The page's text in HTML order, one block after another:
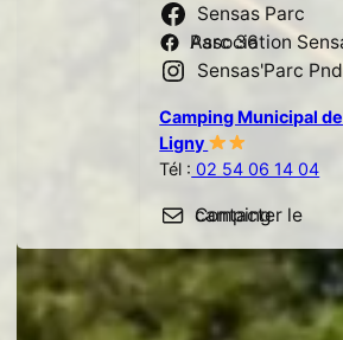
Sensas Parc
Association Sensas Parc 36
Sensas'Parc Pnd
Camping Municipal de
Ligny
Tél : 02 54 06 14 04
Contacter le camping